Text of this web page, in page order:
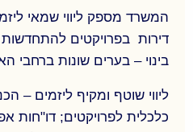
המשרד מספק ליווי שמאי
בינוי – בערים שונות ברחבי
ליווי שוטף ומקיף ליזמים –